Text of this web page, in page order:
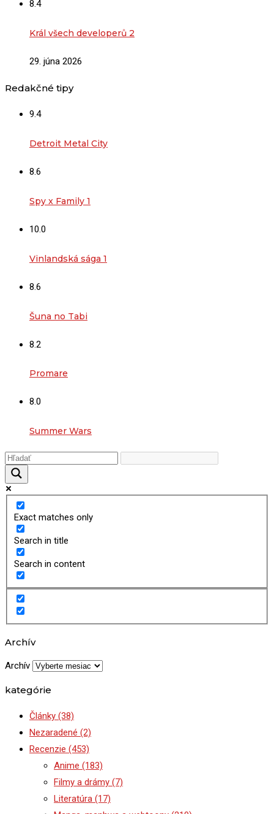
8.4
Král všech developerů 2
29. júna 2026
Redakčné tipy
9.4
Detroit Metal City
8.6
Spy x Family 1
10.0
Vinlandská sága 1
8.6
Šuna no Tabi
8.2
Promare
8.0
Summer Wars
Exact matches only
Search in title
Search in content
Archív
Archív
kategórie
Články (38)
Nezaradené (2)
Recenzie (453)
Anime (183)
Filmy a drámy (7)
Literatúra (17)